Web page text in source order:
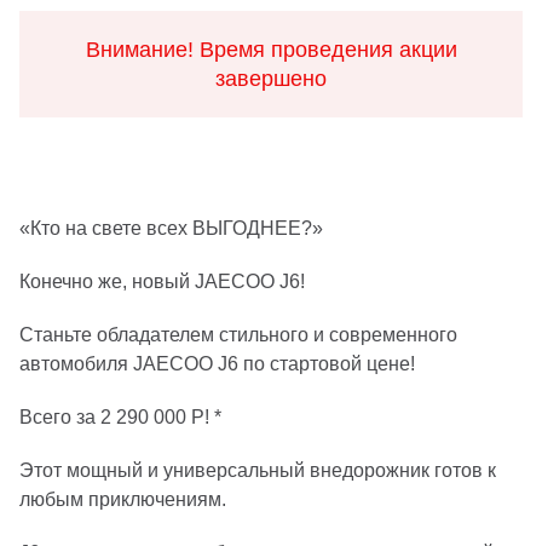
Внимание! Время проведения акции
завершено
«Кто на свете всех ВЫГОДНЕЕ?»
Конечно же, новый JAECOO J6!
Станьте обладателем стильного и современного
автомобиля JAECOO J6 по стартовой цене!
Всего за 2 290 000 Р! *
Этот мощный и универсальный внедорожник готов к
любым приключениям.